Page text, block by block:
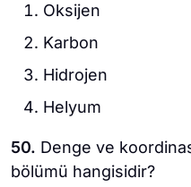
Oksijen
Karbon
Hidrojen
Helyum
50. Denge ve
bölümü hangisidir?